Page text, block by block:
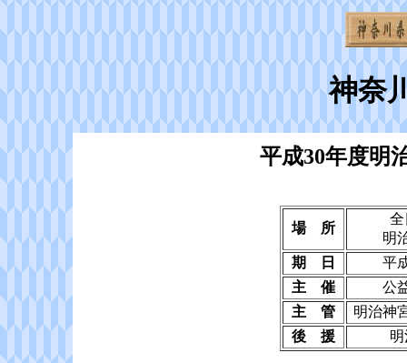
神奈
平成30年度明
場 所
全
明
期 日
平
主 催
公
主 管
明治神
後 援